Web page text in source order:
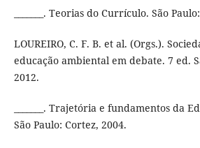
_______. Teorias do Currículo. São
LOUREIRO, C. F. B. et al. (Orgs.).
educação ambiental em debate. 7 ed.
2012.
_______. Trajetória e fundamentos da
São Paulo: Cortez, 2004.